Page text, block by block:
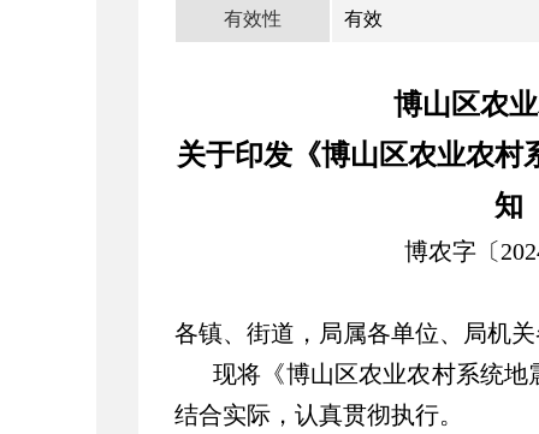
有效性 有效
博山区农
关于印发《博山区农业农村
知
博农字〔
各镇、街道，局属各单位、局机
现将《博山区农业农村系统
结合实际，认真贯彻执行。